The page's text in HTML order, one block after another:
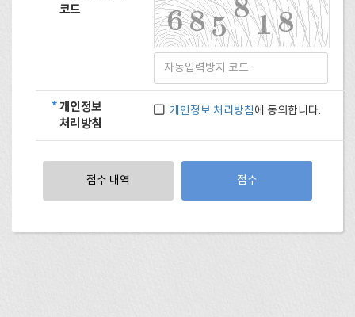
코드
*개인정보
처리방침
개인정보 처리방침에 동의합니다.
접수 내역 접수